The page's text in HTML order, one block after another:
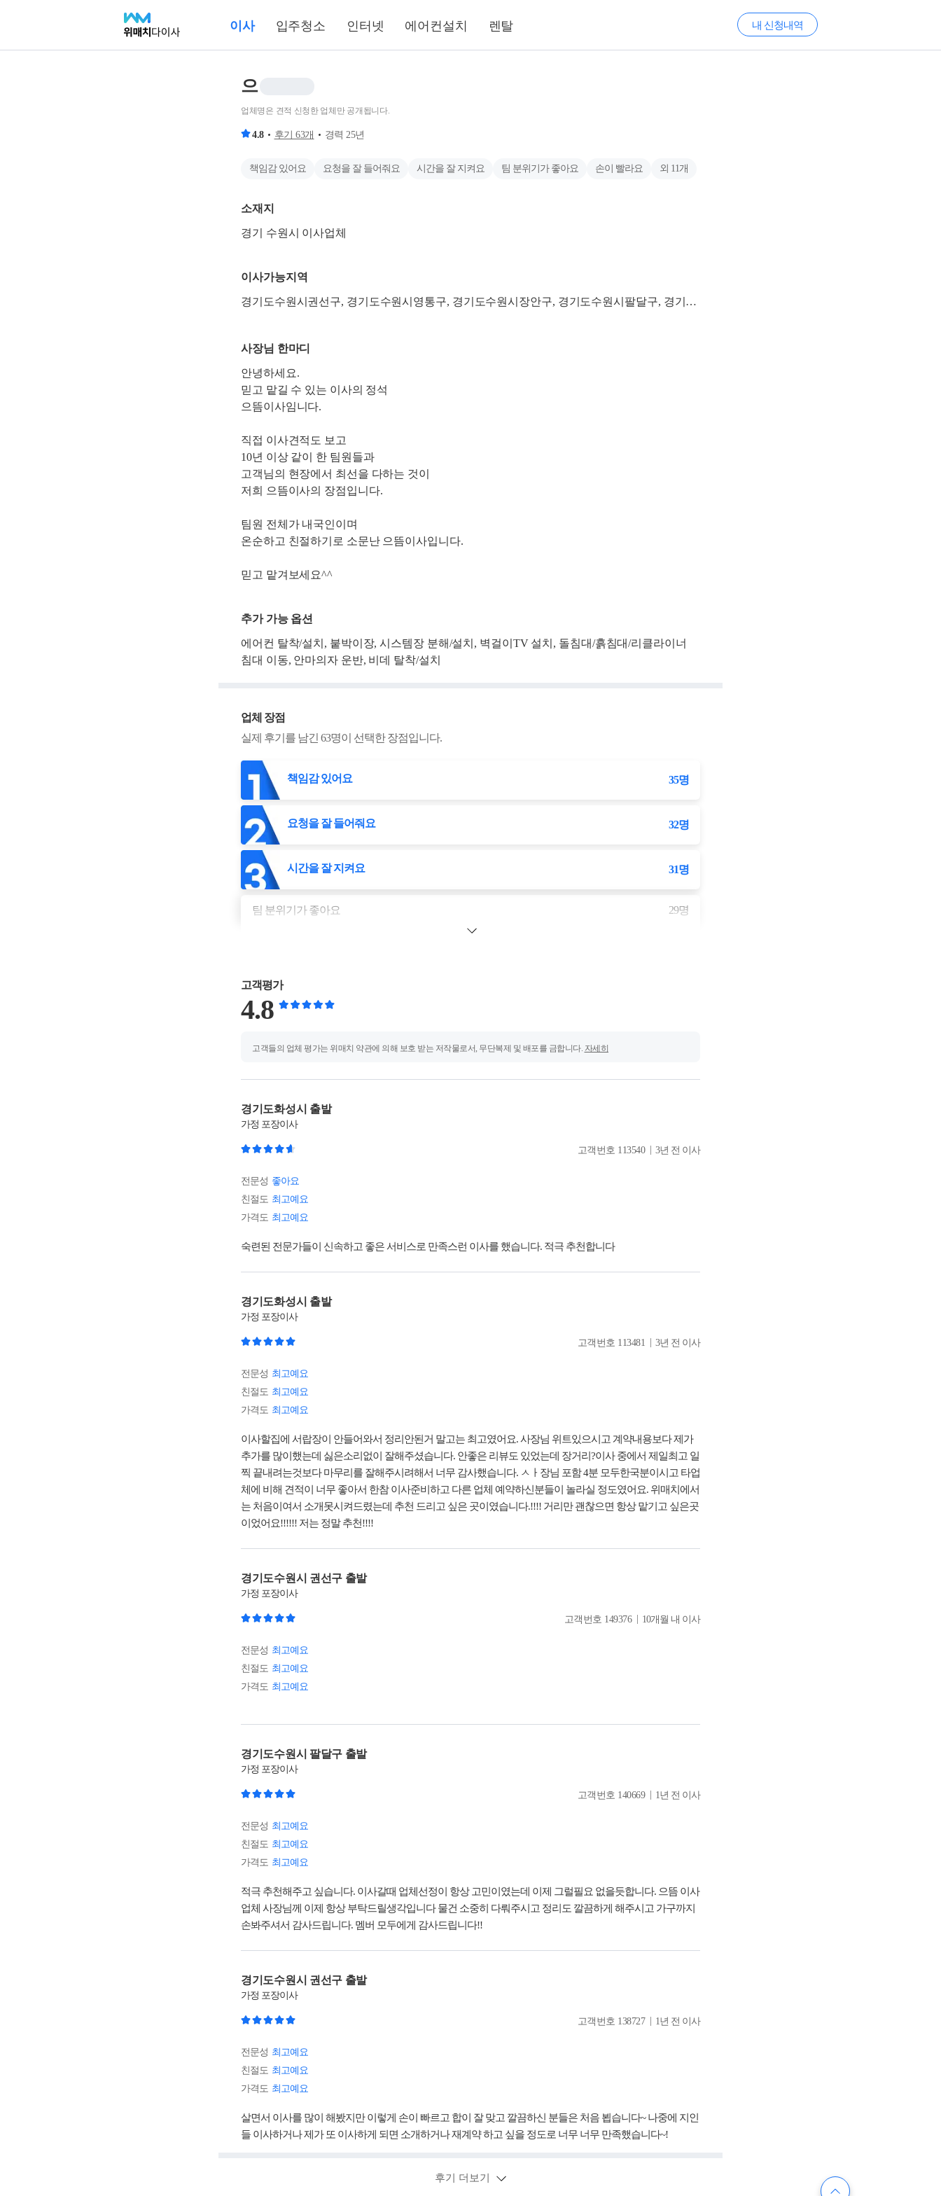
이사 입주청소 인터넷 에어컨설치 렌탈 내 신청내역
으
업체명은 견적 신청한 업체만 공개됩니다.
4.8 후기 63개 경력 25년
책임감 있어요 요청을 잘 들어줘요 시간을 잘 지켜요 팀 분위기가 좋아요 손이 빨라요 외 11개
소재지
경기 수원시 이사업체
이사가능지역
경기도수원시권선구, 경기도수원시영통구, 경기도수원시장안구, 경기도수원시팔달구, 경기도용인시수지구
사장님 한마디
안녕하세요.
믿고 맡길 수 있는 이사의 정석
으뜸이사임니다.
직접 이사견적도 보고
10년 이상 같이 한 팀원들과
고객님의 현장에서 최선을 다하는 것이
저희 으뜸이사의 장점입니다.
팀원 전체가 내국인이며
온순하고 친절하기로 소문난 으뜸이사입니다.
믿고 맡겨보세요^^
추가 가능 옵션
에어컨 탈착/설치, 붙박이장, 시스템장 분해/설치, 벽걸이TV 설치, 돌침대/흙침대/리클라이너
침대 이동, 안마의자 운반, 비데 탈착/설치
업체 장점
실제 후기를 남긴 63명이 선택한 장점입니다.
책임감 있어요 35명
요청을 잘 들어줘요 32명
시간을 잘 지켜요 31명
팀 분위기가 좋아요 29명
고객평가
4.8
고객들의 업체 평가는 위매치 약관에 의해 보호 받는 저작물로서, 무단복제 및 배포를 금합니다. 자세히
경기도화성시 출발
가정 포장이사
고객번호 113540 3년 전 이사
전문성 좋아요
친절도 최고예요
가격도 최고예요
숙련된 전문가들이 신속하고 좋은 서비스로 만족스런 이사를 했습니다. 적극 추천합니다
경기도화성시 출발
가정 포장이사
고객번호 113481 3년 전 이사
전문성 최고예요
친절도 최고예요
가격도 최고예요
이사할집에 서랍장이 안들어와서 정리안된거 말고는 최고였어요. 사장님 위트있으시고 계약내용보다 제가
추가를 많이했는데 싫은소리없이 잘해주셨습니다. 안좋은 리뷰도 있었는데 장거리?이사 중에서 제일최고 일
찍 끝내려는것보다 마무리를 잘해주시려해서 너무 감사했습니다. ㅅㅏ장님 포함 4분 모두한국분이시고 타업
체에 비해 견적이 너무 좋아서 한참 이사준비하고 다른 업체 예약하신분들이 놀라실 정도였어요. 위매치에서
는 처음이여서 소개못시켜드렸는데 추천 드리고 싶은 곳이였습니다.!!!! 거리만 괜찮으면 항상 맡기고 싶은곳
이었어요!!!!!! 저는 정말 추천!!!!
경기도수원시 권선구 출발
가정 포장이사
고객번호 149376 10개월 내 이사
전문성 최고예요
친절도 최고예요
가격도 최고예요
경기도수원시 팔달구 출발
가정 포장이사
고객번호 140669 1년 전 이사
전문성 최고예요
친절도 최고예요
가격도 최고예요
적극 추천해주고 싶습니다. 이사갈때 업체선정이 항상 고민이였는데 이제 그럴필요 없을듯합니다. 으뜸 이사
업체 사장님께 이제 항상 부탁드릴생각입니다 물건 소중히 다뤄주시고 정리도 깔끔하게 해주시고 가구까지
손봐주셔서 감사드립니다. 멤버 모두에게 감사드립니다!!
경기도수원시 권선구 출발
가정 포장이사
고객번호 138727 1년 전 이사
전문성 최고예요
친절도 최고예요
가격도 최고예요
살면서 이사를 많이 해봤지만 이렇게 손이 빠르고 합이 잘 맞고 깔끔하신 분들은 처음 뵙습니다~ 나중에 지인
들 이사하거나 제가 또 이사하게 되면 소개하거나 재계약 하고 싶을 정도로 너무 너무 만족했습니다~!
후기 더보기